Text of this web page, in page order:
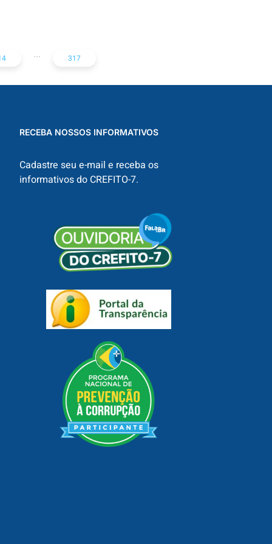
... 317
RECEBA NOSSOS INFORMATIVOS
Cadastre seu e-mail e receba os
informativos do CREFITO-7.